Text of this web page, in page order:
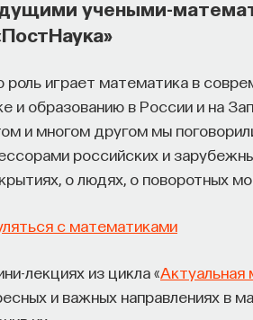
учеными-
роль играет математика в
и образованию в России и на
и многом другом мы
российских и
о людях, о поворотных
с математиками
лекциях из цикла «Актуальная
и важных направлениях в
самый важный и
какие механизмы
восполнялись и мы
на эти и другие вопросы
своим сном» .
этот курс, вы научитесь:
Лучше понимать, что